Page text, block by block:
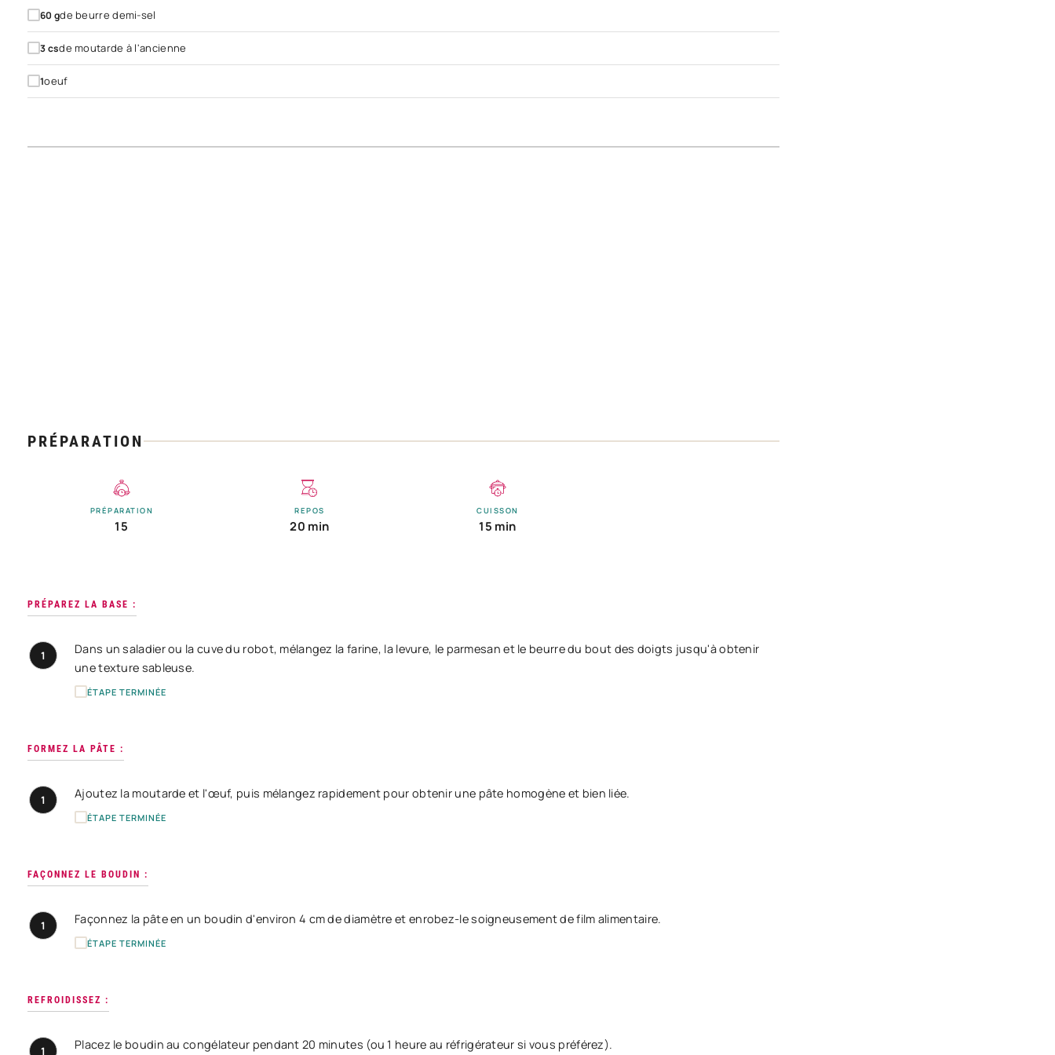
60 gde beurre demi-sel
3csde moutarde à l'ancienne
1oeuf
PRÉPARATION
PRÉPARATION
15
REPOS
20 min
CUISSON
15 min
PRÉPAREZ LA BASE :
1
Dans un saladier ou la cuve du robot, mélangez la farine, la levure, le parmesan et le beurre du bout des doigts jusqu'à obtenir
une texture sableuse.
ÉTAPE TERMINÉE
FORMEZ LA PÂTE :
1 Ajoutez la moutarde et l'œuf, puis mélangez rapidement pour obtenir une pâte homogène et bien liée.
ÉTAPE TERMINÉE
FAÇONNEZ LE BOUDIN :
1 Façonnez la pâte en un boudin d'environ 4 cm de diamètre et enrobez-le soigneusement de film alimentaire.
ÉTAPE TERMINÉE
REFROIDISSEZ :
1 Placez le boudin au congélateur pendant 20 minutes (ou 1 heure au réfrigérateur si vous préférez).